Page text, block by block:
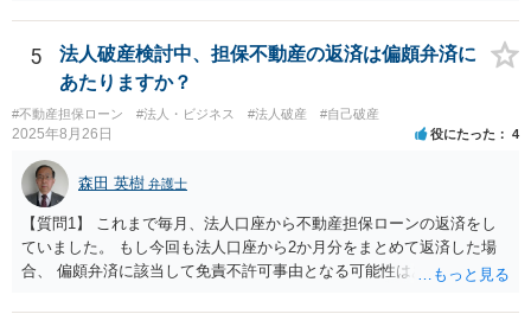
2025年7月31日、ただし対象不動産の売却が終わっていない場合は1年
を上限に延長することがあるとされています。 当初満了日が令和７年
７月３１日でしたが、令和７年6月に延長通知がなされて償還期限が令
和８年７月３１日になっております。その後、令和７年９月頃になる
と、分配金の支払いも停止しており、状況としては厳しい状況にある
と思われます。 また、内容証明郵便や解除のメールを送付されている
とのことですが、残念ながら、現在の都市綜研インベストファンド
は、任意の請求や解除通知に対して積極的に対応している状況にはあ
りません。実際、弁護士名で送付した内容証明に対しても何ら回答が
ないケースが少なくありません。そのため、現状では、内容証明やメ
ールのみで返還を受けることは難しく、法的手続を取らなければ実質
的に交渉のテーブルにも乗らないというのが実情です。 ご相談の「み
5
法人破産検討中、担保不動産の返済は偏頗弁済に
あたりますか？
#不動産担保ローン #法人・ビジネス #法人破産 #自己破産
2025年8月26日 役にたった 4
森田 英樹 弁護士
【質問1】 これまで毎月、法人口座から不動産担保ローンの返済をし
ていました。 もし今回も法人口座から2か月分をまとめて返済した場
合、 偏頗弁済に該当して免責不許可事由となる可能性はありますか？